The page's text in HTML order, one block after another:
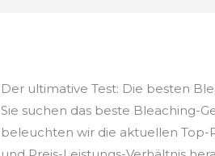
Der ultimative Test: Die besten
Sie suchen das beste Bleaching-
beleuchten wir die aktuellen Top-